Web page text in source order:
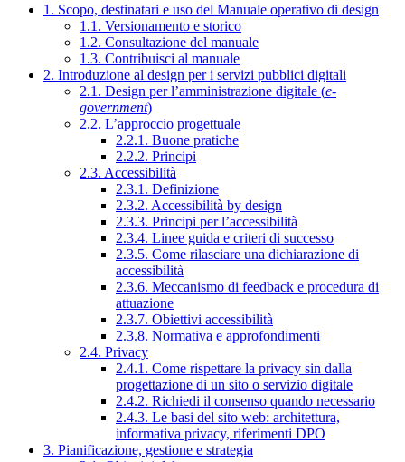
1. Scopo, destinatari e uso del Manuale operativo di design
1.1. Versionamento e storico
1.2. Consultazione del manuale
1.3. Contribuisci al manuale
2. Introduzione al design per i servizi pubblici digitali
2.1. Design per l’amministrazione digitale (e-
government)
2.2. L’approccio progettuale
2.2.1. Buone pratiche
2.2.2. Principi
2.3. Accessibilità
2.3.1. Definizione
2.3.2. Accessibilità by design
2.3.3. Principi per l’accessibilità
2.3.4. Linee guida e criteri di successo
2.3.5. Come rilasciare una dichiarazione di
accessibilità
2.3.6. Meccanismo di feedback e procedura di
attuazione
2.3.7. Obiettivi accessibilità
2.3.8. Normativa e approfondimenti
2.4. Privacy
2.4.1. Come rispettare la privacy sin dalla
progettazione di un sito o servizio digitale
2.4.2. Richiedi il consenso quando necessario
2.4.3. Le basi del sito web: architettura,
informativa privacy, riferimenti DPO
3. Pianificazione, gestione e strategia